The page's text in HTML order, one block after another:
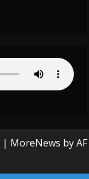
| MoreNews by AF